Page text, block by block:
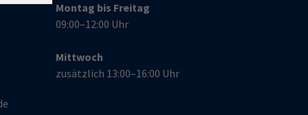
Montag bis Freitag
09:00–12:00 Uhr
Mittwoch
zusätzlich 13:00–16:00 Uhr